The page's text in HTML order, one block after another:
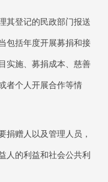
其登记的民政部门报送
包括年度开展募捐和接
实施、募捐成本、慈善
者个人开展合作等情
赠人以及管理人员，
人的利益和社会公共利